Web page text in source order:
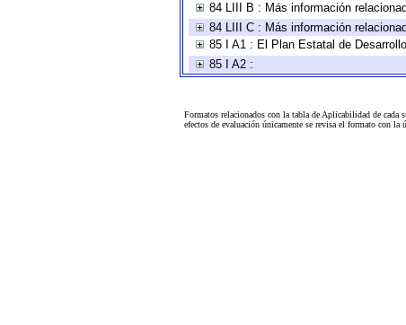
84 LIII B : Más información
84 LIII C : Más información
85 I A1 : El Plan Estatal de
85 I A2 :
Formatos relacionados con la tabla de Aplicabilidad de cada
efectos de evaluación únicamente se revisa el formato con